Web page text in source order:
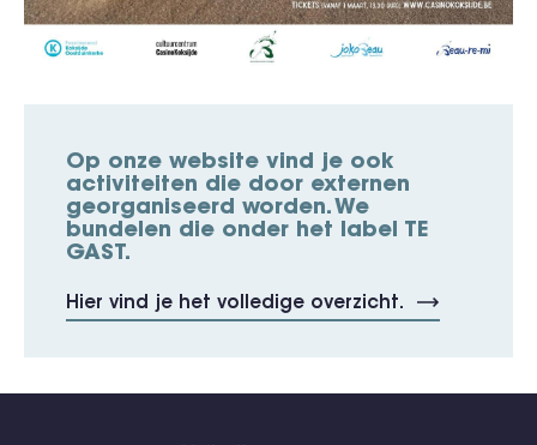
Op onze website vind je ook
activiteiten die door externen
georganiseerd worden. We
bundelen die onder het label TE
GAST.
Hier vind je het volledige overzicht.